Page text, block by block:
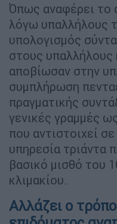
Όπως αναφέρει το
λόγω υπαλλήλους
υπολογισμός
στους υπαλλήλους
αποβίωσαν στην
συμπλήρωση
πραγματικής
γενικές γραμμές
που αντιστοιχεί
υπηρεσία τριάντα
βασικό μισθό του
κλιμακίου.
Αλλάζει ο